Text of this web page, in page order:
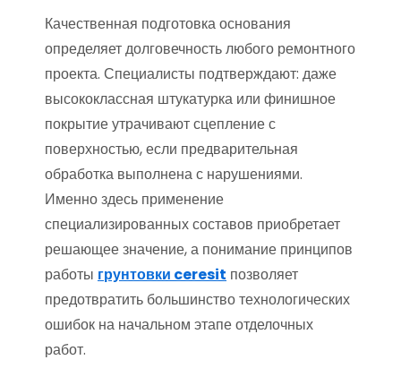
Качественная подготовка основания
определяет долговечность любого ремонтного
проекта. Специалисты подтверждают: даже
высококлассная штукатурка или финишное
покрытие утрачивают сцепление с
поверхностью, если предварительная
обработка выполнена с нарушениями.
Именно здесь применение
специализированных составов приобретает
решающее значение, а понимание принципов
работы грунтовки ceresit позволяет
предотвратить большинство технологических
ошибок на начальном этапе отделочных
работ.